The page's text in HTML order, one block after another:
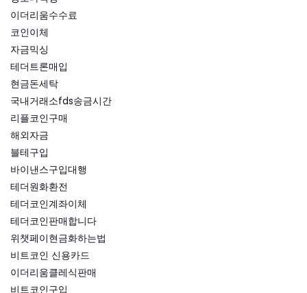
이더리움수수료
코인이체
자금믹싱
테더트론매입
현금돈세탁
국내거래소fds송금시간
리플코인구매
해외자금
블테구입
바이낸스구입대행
테더원화환전
테더코인계좌이체
테더코인판매합니다
위챗페이현금화하는법
비트코인 신용카드
이더리움클레식판매
비트코인구입